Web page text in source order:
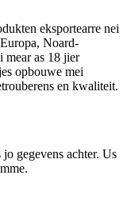
eksportearre nei
Noard-
as 18 jier
opbouwe mei
en kwaliteit.
gegevens achter. Us